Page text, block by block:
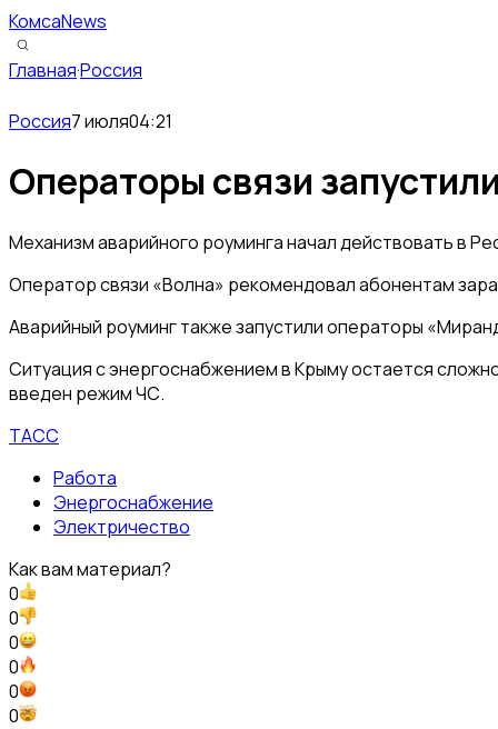
КомсаNews
Главная·Россия
Россия7 июля04:21
Операторы связи
Механизм аварийного роуминга начал действовать в
Оператор связи «Волна» рекомендовал абонентам
Аварийный роуминг также запустили операторы
Ситуация с энергоснабжением в Крыму остается
введен режим ЧС.
ТАСС
Работа
Энергоснабжение
Электричество
Как вам материал?
0
0
0
0
0
0